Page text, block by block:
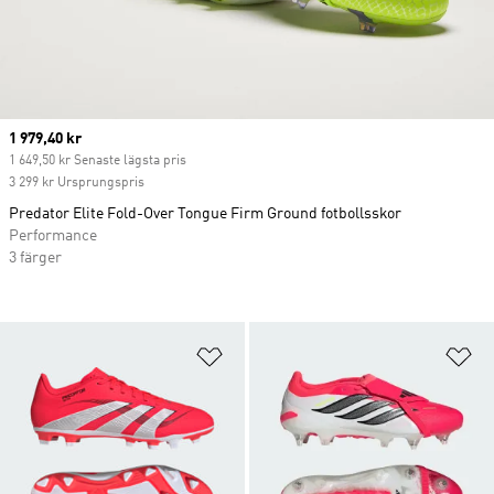
Current price
1 979,40 kr
1 649,50 kr Senaste lägsta pris
3 299 kr Ursprungspris
Predator Elite Fold-Over Tongue Firm Ground fotbollsskor
Performance
3 färger